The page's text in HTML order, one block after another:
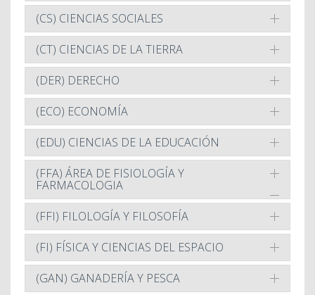
(CS) CIENCIAS SOCIALES
(CT) CIENCIAS DE LA TIERRA
(DER) DERECHO
(ECO) ECONOMÍA
(EDU) CIENCIAS DE LA EDUCACIÓN
(FFA) ÁREA DE FISIOLOGÍA Y
FARMACOLOGIA
(FFI) FILOLOGÍA Y FILOSOFÍA
(FI) FÍSICA Y CIENCIAS DEL ESPACIO
(GAN) GANADERÍA Y PESCA